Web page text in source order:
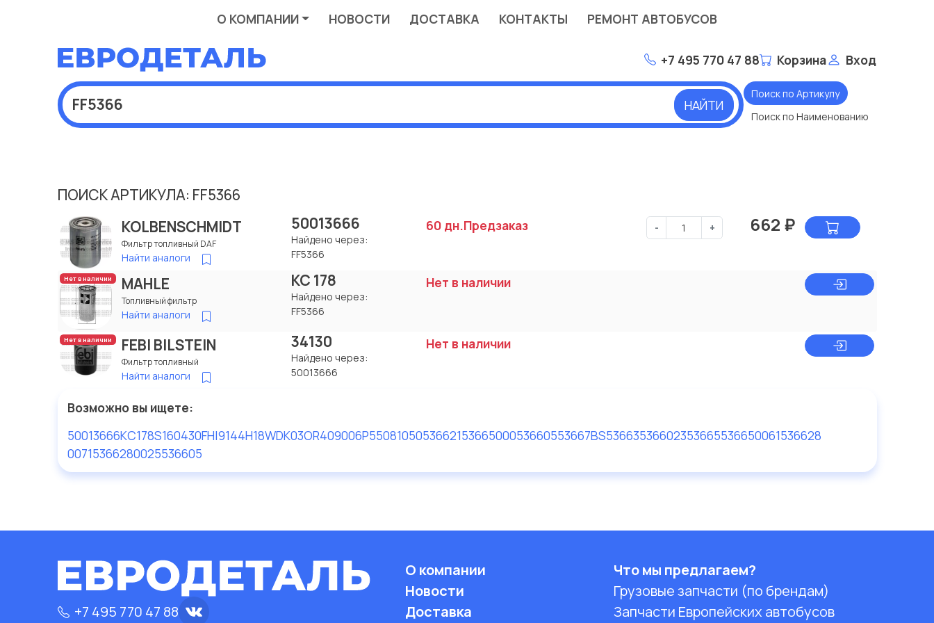
О КОМПАНИИ НОВОСТИ ДОСТАВКА КОНТАКТЫ РЕМОНТ АВТОБУСОВ
+7 495 770 47 88 Корзина Вход
НАЙТИ
Поиск по Артикулу
Поиск по Наименованию
ПОИСК АРТИКУЛА: FF5366
KOLBENSCHMIDT
Фильтр топливный DAF
Найти аналоги
50013666
Найдено через:
FF5366
60 дн.Предзаказ - + 662 ₽
Нет в наличии MAHLE
Топливный фильтр
Найти аналоги
KC 178
Найдено через:
FF5366
Нет в наличии
Нет в наличии FEBI BILSTEIN
Фильтр топливный
Найти аналоги
34130
Найдено через:
50013666
Нет в наличии
Возможно вы ищете:
50013666KC178S160430FHI9144H18WDK03OR409006P550810505366215366500053660553667BS53663536602353665536650061536628
00715366280025536605
+7 495 770 47 88
О компании
Новости
Доставка
Что мы предлагаем?
Грузовые запчасти (по брендам)
Запчасти Европейских автобусов